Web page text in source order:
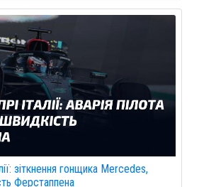
зіткнення гонщика Mercedes,
Ферстаппена